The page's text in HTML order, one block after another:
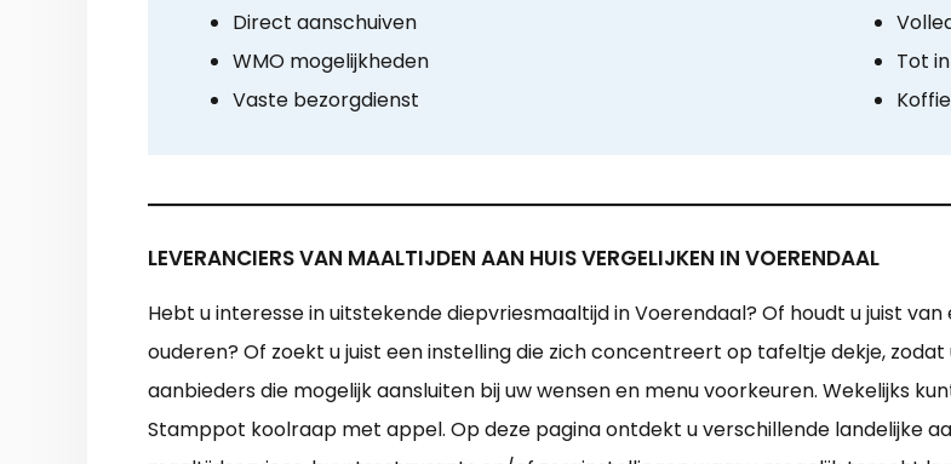
Direct aanschuiven
WMO mogelijkheden
Vaste bezorgdienst
Tot
LEVERANCIERS VAN MAALTIJDEN AAN HUIS VERGELIJKEN IN VOERENDAAL
Hebt u interesse in uitstekende diepvriesmaaltijd in Voerendaal? Of houdt u juist
ouderen? Of zoekt u juist een instelling die zich concentreert op tafeltje dekje,
aanbieders die mogelijk aansluiten bij uw wensen en menu voorkeuren. Wekelijks
Stamppot koolraap met appel. Op deze pagina ontdekt u verschillende landelijke